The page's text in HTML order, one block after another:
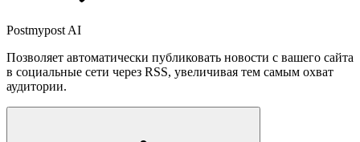
Postmypost AI
Позволяет автоматически публиковать новости с вашего сайта
в социальные сети через RSS, увеличивая тем самым охват
аудитории.